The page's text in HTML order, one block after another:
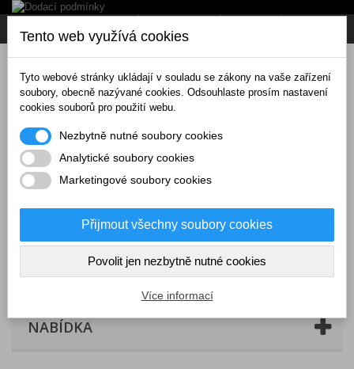
Košík (prázdný)
NABÍDKA
Tento web využívá cookies
Tyto webové stránky ukládají v souladu se zákony na vaše zařízení
soubory, obecně nazývané cookies. Odsouhlaste prosím nastavení
cookies souborů pro použití webu.
Nezbytně nutné soubory cookies
Analytické soubory cookies
Marketingové soubory cookies
Přijmout všechny soubory cookies
Povolit jen nezbytně nutné cookies
Více informací